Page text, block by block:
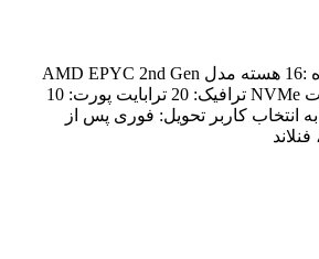
رم: 32 گیگابایت پردازنده :16 هسته مدل AMD EPYC 2nd Gen
فضای هارد: 360 گیگابایت NVMe ترافیک: 20 ترابایت پورت: 10
انتخاب کاربر تحویل: فوری پس از